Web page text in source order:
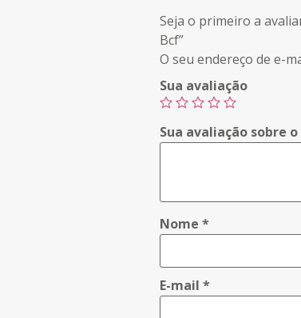
Seja o primeiro a
Bcf”
O seu endereço de e-
Sua avaliação
Sua avaliação sobre
Nome *
E-mail *